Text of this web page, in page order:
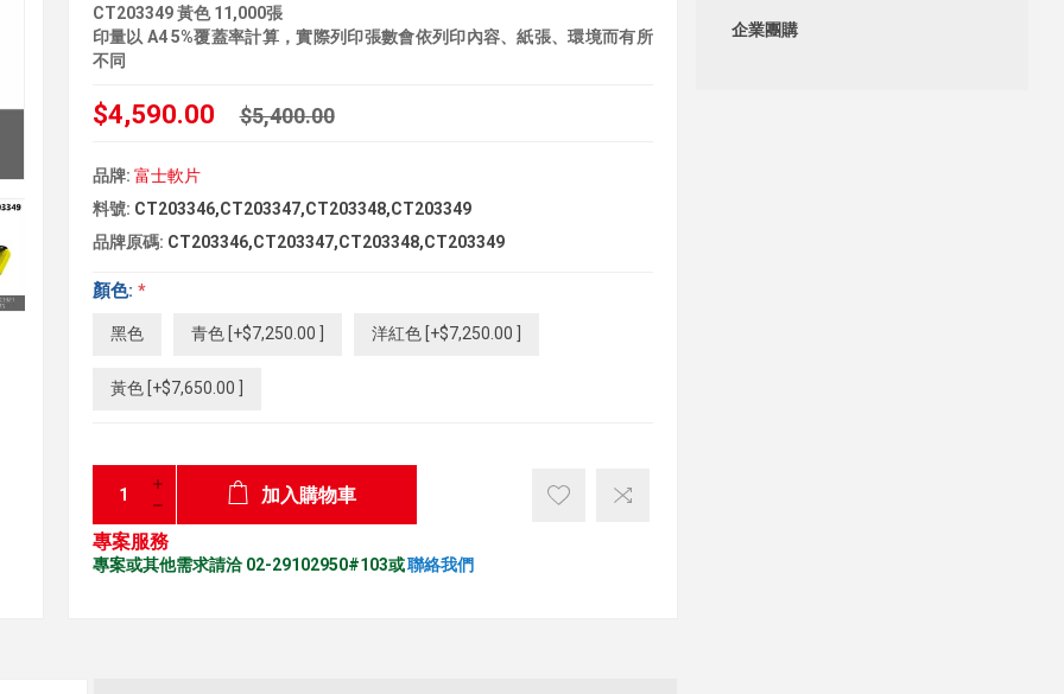
CT203349 黃色 11,000張
印量以 A4 5%覆蓋率計算，實際列印張數會依列印內容、紙張、環境而有所
不同
$4,590.00 $5,400.00
品牌: 富士軟片
料號: CT203346,CT203347,CT203348,CT203349
品牌原碼: CT203346,CT203347,CT203348,CT203349
顏色: *
黑色 青色 [+$7,250.00 ] 洋紅色 [+$7,250.00 ]
黃色 [+$7,650.00 ]
加入購物車
專案服務
專案或其他需求請洽 02-29102950#103或聯絡我們
企業團購